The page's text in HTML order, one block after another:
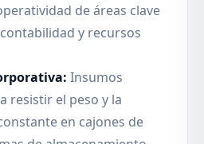
de áreas clave
y recursos
Insumos
resistir el peso y la
en cajones de